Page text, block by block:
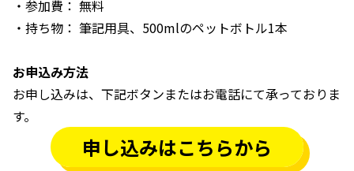
・参加費： 無料
・持ち物： 筆記用具、500mlのペットボトル1本
お申込み方法
お申し込みは、下記ボタンまたはお電話にて承っておりま
す。
申し込みはこちらから